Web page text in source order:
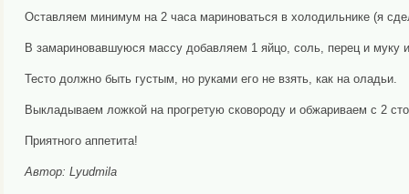
Оставляем минимум на 2 часа мариноваться в холодильнике (я
В замариновавшуюся массу добавляем 1 яйцо, соль, перец и муку
Тесто должно быть густым, но руками его не взять, как на оладьи.
Выкладываем ложкой на прогретую сковороду и обжариваем с 2
Приятного аппетита!
Автор: Lyudmila